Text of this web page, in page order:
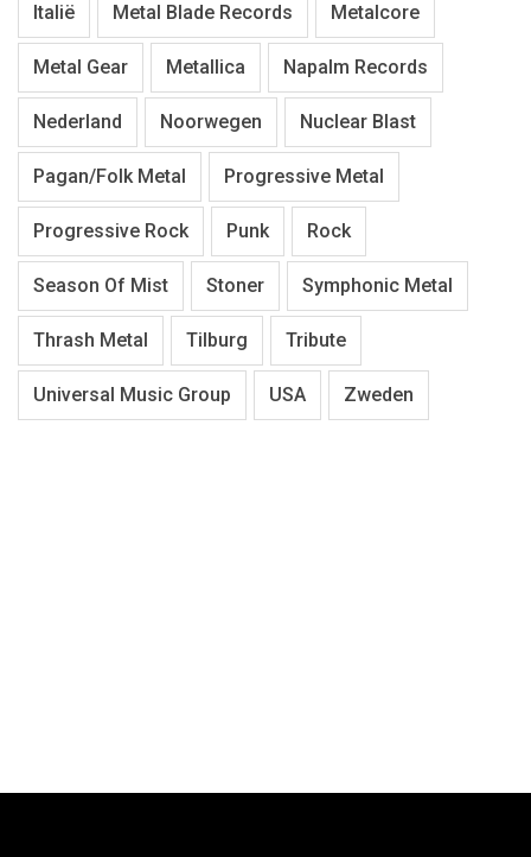
Italië Metal Blade Records Metalcore
Metal Gear Metallica Napalm Records
Nederland Noorwegen Nuclear Blast
Pagan/Folk Metal Progressive Metal
Progressive Rock Punk Rock
Season Of Mist Stoner Symphonic Metal
Thrash Metal Tilburg Tribute
Universal Music Group USA Zweden